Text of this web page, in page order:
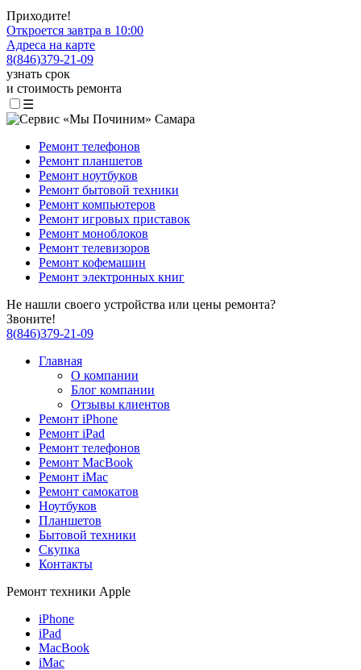
Приходите!
Откроется завтра в 10:00
Адреса на карте
8(846)379-21-09
узнать срок
и стоимость ремонта
☰
Ремонт телефонов
Ремонт планшетов
Ремонт ноутбуков
Ремонт бытовой техники
Ремонт компьютеров
Ремонт игровых приставок
Ремонт моноблоков
Ремонт телевизоров
Ремонт кофемашин
Ремонт электронных книг
Не нашли своего устройства или цены ремонта?
Звоните!
8(846)379-21-09
Главная
О компании
Блог компании
Отзывы клиентов
Ремонт iPhone
Ремонт iPad
Ремонт телефонов
Ремонт MacBook
Ремонт iMac
Ремонт самокатов
Ноутбуков
Планшетов
Бытовой техники
Скупка
Контакты
Ремонт техники Apple
iPhone
iPad
MacBook
iMac